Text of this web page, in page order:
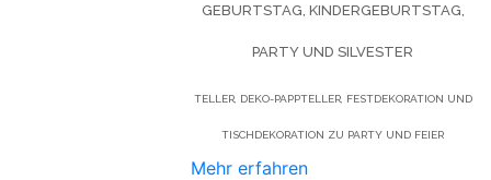
GEBURTSTAG, KINDERGEBURTSTAG,
PARTY UND SILVESTER
TELLER, DEKO-PAPPTELLER, FESTDEKORATION UND
TISCHDEKORATION ZU PARTY UND FEIER
Mehr erfahren